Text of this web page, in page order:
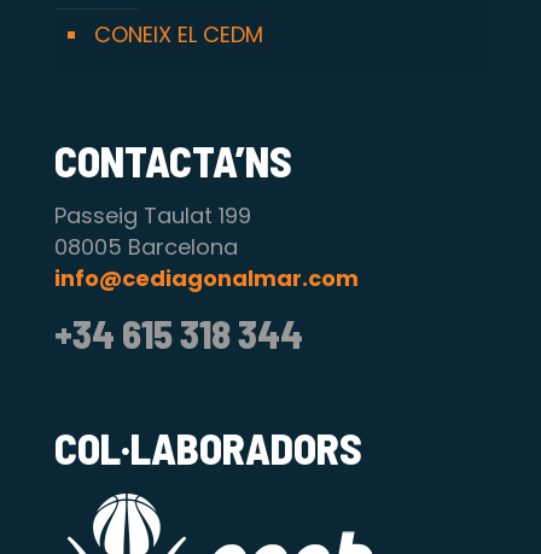
CONEIX EL CEDM
CONTACTA’NS
Passeig Taulat 199
08005 Barcelona
info@cediagonalmar.com
+34 615 318 344
COL·LABORADORS